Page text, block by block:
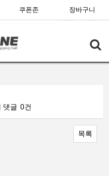
쿠폰존 장바구니
댓글 0건
목록